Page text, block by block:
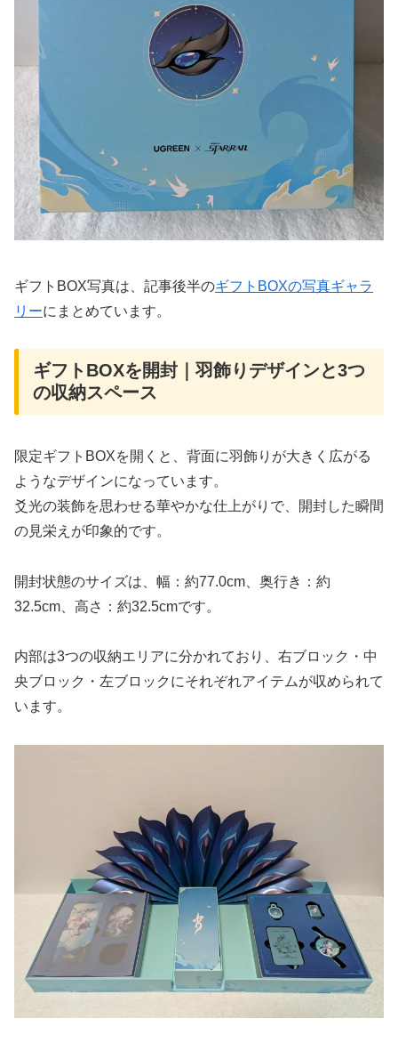
ギフトBOX写真は、記事後半のギフトBOXの写真ギャラ
リーにまとめています。
ギフトBOXを開封｜羽飾りデザインと3つ
の収納スペース
限定ギフトBOXを開くと、背面に羽飾りが大きく広がる
ようなデザインになっています。
爻光の装飾を思わせる華やかな仕上がりで、開封した瞬間
の見栄えが印象的です。
開封状態のサイズは、幅：約77.0cm、奥行き：約
32.5cm、高さ：約32.5cmです。
内部は3つの収納エリアに分かれており、右ブロック・中
央ブロック・左ブロックにそれぞれアイテムが収められて
います。